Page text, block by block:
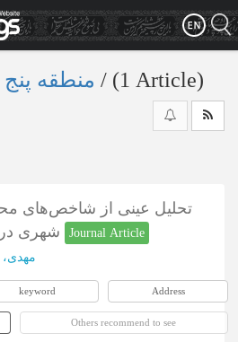
‎/ (1 Article)
تحلیل عینی از شاخص‌های
Journal Article
keyword Address
Others recommend to see